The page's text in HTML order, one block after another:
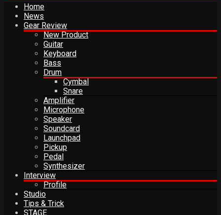
Home
News
Gear Review
New Product
Guitar
Keyboard
Bass
Drum
Cymbal
Snare
Amplifier
Microphone
Speaker
Soundcard
Launchpad
Pickup
Pedal
Synthesizer
Interview
Profile
Studio
Tips & Trick
STAGE